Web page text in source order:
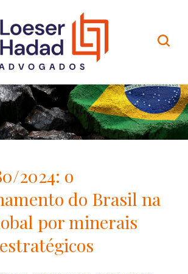
Contato
2024: o
do Brasil na
por minerais